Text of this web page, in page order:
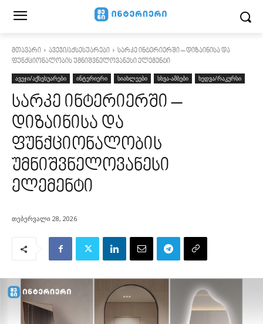
მთავარი ავეჯი/აქსესუარები
სარკე ინტერიერში – დიზაინისა და
ფუნქციონალობის უმნიშვნელოვანესი ელემენტი
ავეჯი/აქსესუარები ინტერიერი სიახლეები სხვა-ამბები ხედვა/რაკურსი
სარკე ინტერიერში –
დიზაინისა და
ფუნქციონალობის
უმნიშვნელოვანესი
ელემენტი
თებერვალი 28, 2026